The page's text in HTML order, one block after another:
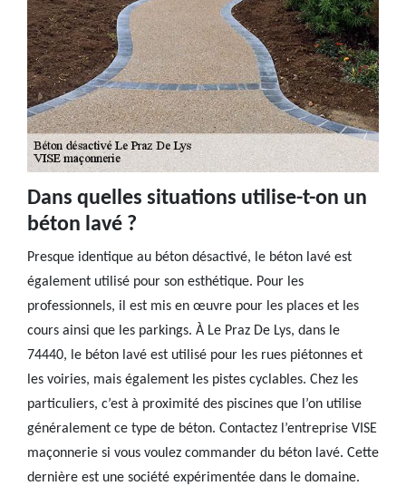
Dans quelles situations utilise-t-on un
béton lavé ?
Presque identique au béton désactivé, le béton lavé est
également utilisé pour son esthétique. Pour les
professionnels, il est mis en œuvre pour les places et les
cours ainsi que les parkings. À Le Praz De Lys, dans le
74440, le béton lavé est utilisé pour les rues piétonnes et
les voiries, mais également les pistes cyclables. Chez les
particuliers, c’est à proximité des piscines que l’on utilise
généralement ce type de béton. Contactez l’entreprise VISE
maçonnerie si vous voulez commander du béton lavé. Cette
dernière est une société expérimentée dans le domaine.